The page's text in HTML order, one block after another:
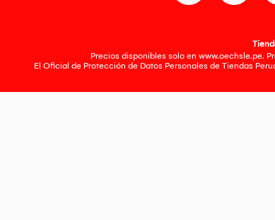
Precios disponibles solo en www.oechsle.pe.
El Oficial de Protección de Datos Personales de Tiendas